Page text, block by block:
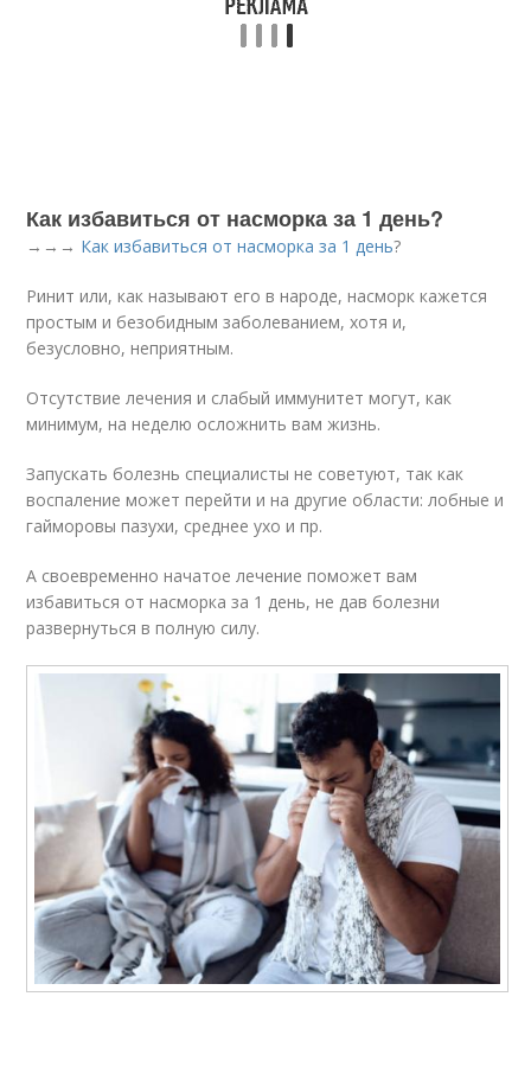
Как избавиться от насморка за 1 день?
→→→ Как избавиться от насморка за 1 день?
Ринит или, как называют его в народе, насморк кажется
простым и безобидным заболеванием, хотя и,
безусловно, неприятным.
Отсутствие лечения и слабый иммунитет могут, как
минимум, на неделю осложнить вам жизнь.
Запускать болезнь специалисты не советуют, так как
воспаление может перейти и на другие области: лобные и
гайморовы пазухи, среднее ухо и пр.
А своевременно начатое лечение поможет вам
избавиться от насморка за 1 день, не дав болезни
развернуться в полную силу.